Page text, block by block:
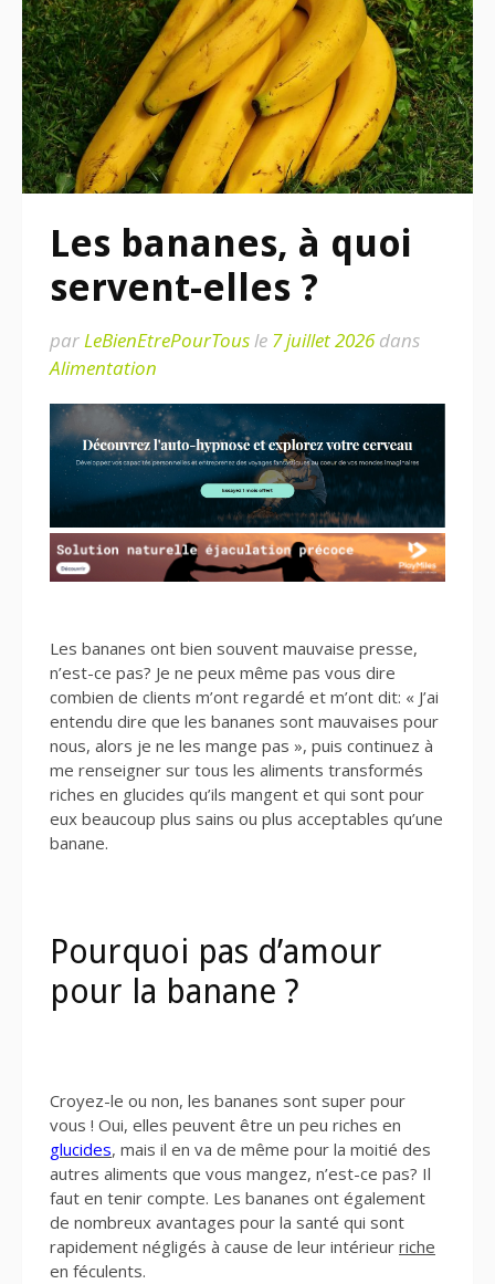
Les bananes, à quoi
servent-elles ?
parLeBienEtrePourTousle 7 juillet 2026dans
Alimentation
Les bananes ont bien souvent mauvaise presse,
n’est-ce pas? Je ne peux même pas vous dire
combien de clients m’ont regardé et m’ont dit: « J’ai
entendu dire que les bananes sont mauvaises pour
nous, alors je ne les mange pas », puis continuez à
me renseigner sur tous les aliments transformés
riches en glucides qu’ils mangent et qui sont pour
eux beaucoup plus sains ou plus acceptables qu’une
banane.
Pourquoi pas d’amour
pour la banane ?
Croyez-le ou non, les bananes sont super pour
vous ! Oui, elles peuvent être un peu riches en
glucides, mais il en va de même pour la moitié des
autres aliments que vous mangez, n’est-ce pas? Il
faut en tenir compte. Les bananes ont également
de nombreux avantages pour la santé qui sont
rapidement négligés à cause de leur intérieur riche
en féculents.